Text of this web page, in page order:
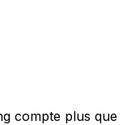
compte plus que